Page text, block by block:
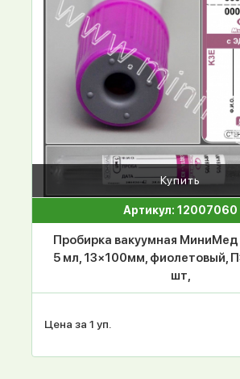
Купить
Артикул: 12007060
Пробирка вакуумная
5 мл, 13×100мм, фиолетовый,
шт,
Цена за 1 уп.